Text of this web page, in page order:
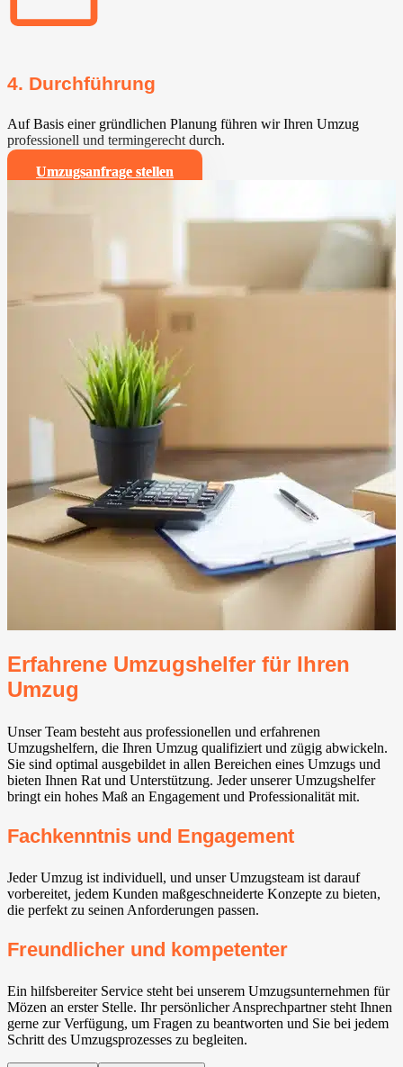
4. Durchführung
Auf Basis einer gründlichen Planung führen wir Ihren Umzug
professionell und termingerecht durch.
Umzugsanfrage stellen
Erfahrene Umzugshelfer für Ihren
Umzug
Unser Team besteht aus professionellen und erfahrenen
Umzugshelfern, die Ihren Umzug qualifiziert und zügig abwickeln.
Sie sind optimal ausgebildet in allen Bereichen eines Umzugs und
bieten Ihnen Rat und Unterstützung. Jeder unserer Umzugshelfer
bringt ein hohes Maß an Engagement und Professionalität mit.
Fachkenntnis und Engagement
Jeder Umzug ist individuell, und unser Umzugsteam ist darauf
vorbereitet, jedem Kunden maßgeschneiderte Konzepte zu bieten,
die perfekt zu seinen Anforderungen passen.
Freundlicher und kompetenter
Ein hilfsbereiter Service steht bei unserem Umzugsunternehmen für
Mözen an erster Stelle. Ihr persönlicher Ansprechpartner steht Ihnen
gerne zur Verfügung, um Fragen zu beantworten und Sie bei jedem
Schritt des Umzugsprozesses zu begleiten.